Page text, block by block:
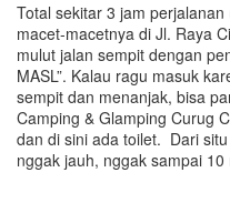
Total sekitar 3 jam
macet-macetnya di Jl. Raya
mulut jalan sempit dengan
MASL”. Kalau ragu masuk
sempit dan menanjak, bisa
Camping & Glamping Curug
dan di sini ada toilet. Dari
nggak jauh, nggak sampai 10